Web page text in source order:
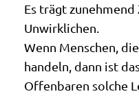
Es trägt zuneh­mend
Unwirklichen.
Wenn Men­schen,
han­deln, dann ist
Offen­ba­ren sol­che